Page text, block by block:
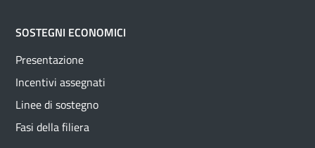
SOSTEGNI ECONOMICI
Presentazione
Incentivi assegnati
Linee di sostegno
Fasi della filiera